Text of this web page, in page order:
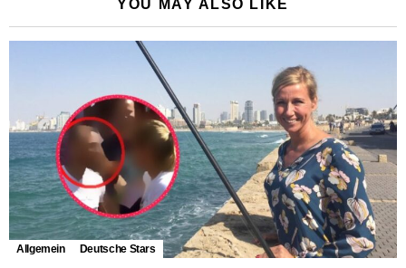
YOU MAY ALSO LIKE
Allgemein Deutsche Stars